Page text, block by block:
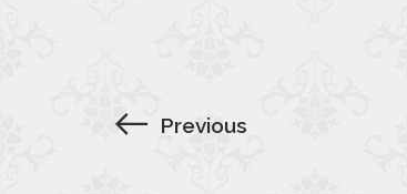
Previous